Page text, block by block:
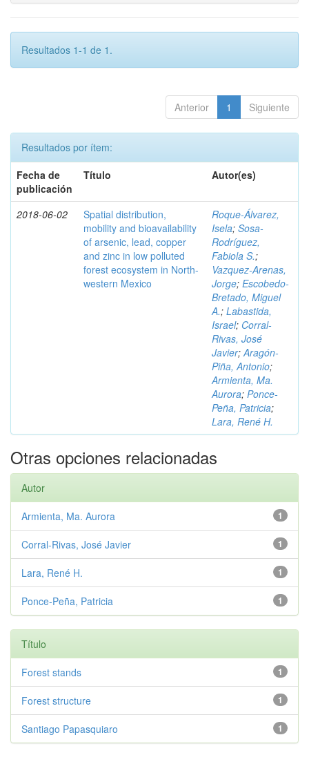
Resultados 1-1 de 1.
Anterior 1 Siguiente
Resultados por ítem:
Fecha de
publicación
Título Autor(es)
2018-06-02
Spatial distribution,
mobility and bioavailability
of arsenic, lead, copper
and zinc in low polluted
forest ecosystem in North-
western Mexico
Roque-Álvarez,
Isela; Sosa-
Rodríguez,
Fabiola S.;
Vazquez-Arenas,
Jorge; Escobedo-
Bretado, Miguel
A.; Labastida,
Israel; Corral-
Rivas, José
Javier;Aragón-
Piña, Antonio;
Armienta, Ma.
Aurora; Ponce-
Peña, Patricia;
Lara, René H.
Otras opciones relacionadas
Autor
1
Armienta, Ma. Aurora
1
Corral-Rivas, José Javier
1
Lara, René H.
1
Ponce-Peña, Patricia
Título
1
Forest stands
1
Forest structure
1
Santiago Papasquiaro